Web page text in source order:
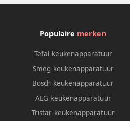
Populaire merken
Tefal keukenapparatuur
Smeg keukenapparatuur
Bosch keukenapparatuur
AEG keukenapparatuur
Tristar keukenapparatuur